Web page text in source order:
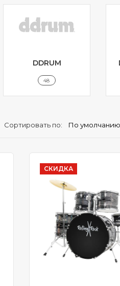
DDRUM
48
Сортировать по:
СКИДКА